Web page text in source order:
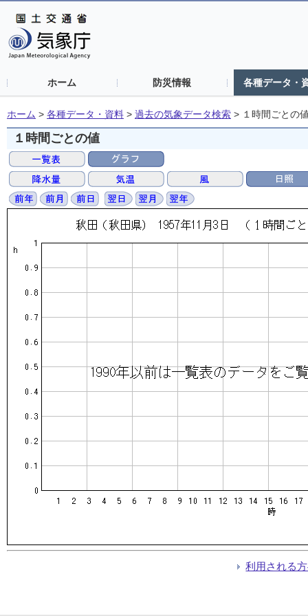
ホーム 防災情報 各種データ・
ホーム > 各種データ・資料 > 過去の気象データ検索 > １時間ごとの
１時間ごとの値
利用される